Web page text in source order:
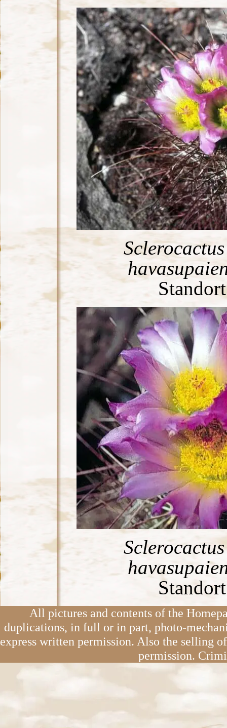
All pictures and contents of the
duplications, in full or in part, photo-
express written permission. Also the selling
permission.